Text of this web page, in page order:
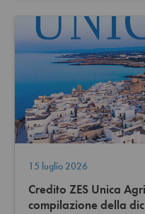
15 luglio 2026
Credito ZES Unica
compilazione della